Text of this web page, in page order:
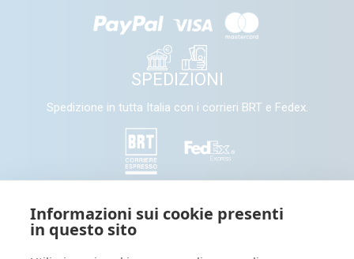
Informazioni sui cookie presenti
in questo sito
SPEDIZIONI
Spedizione in tutta Italia con i corrieri BRT e Fedex.
SEGUICI
Seguici e condividi con noi sui nostri canali social